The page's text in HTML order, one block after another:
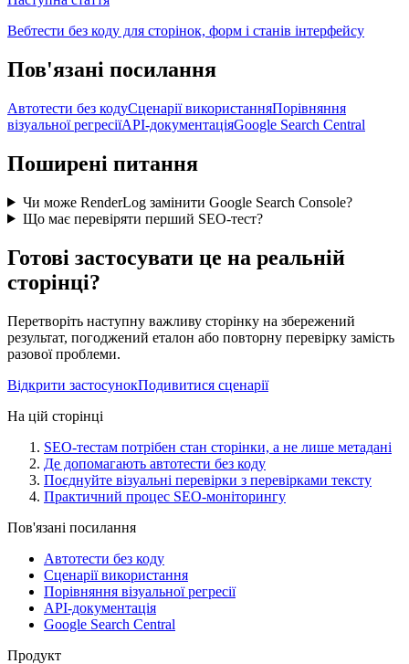
Вебтести без коду для сторінок, форм і станів інтерфейсу
Пов'язані посилання
Автотести без кодуСценарії використанняПорівняння
візуальної регресіїAPI-документаціяGoogle Search Central
Поширені питання
Чи може RenderLog замінити Google Search Console?
Що має перевіряти перший SEO-тест?
Готові застосувати це на реальній
сторінці?
Перетворіть наступну важливу сторінку на збережений
результат, погоджений еталон або повторну перевірку замість
разової проблеми.
Відкрити застосунокПодивитися сценарії
На цій сторінці
SEO-тестам потрібен стан сторінки, а не лише метадані
Де допомагають автотести без коду
Поєднуйте візуальні перевірки з перевірками тексту
Практичний процес SEO-моніторингу
Пов'язані посилання
Автотести без коду
Сценарії використання
Порівняння візуальної регресії
API-документація
Google Search Central
Продукт